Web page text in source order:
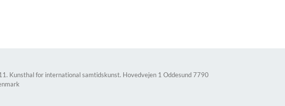
Kunsthal for international samtidskunst. Hovedvejen 1 Oddesund 7790